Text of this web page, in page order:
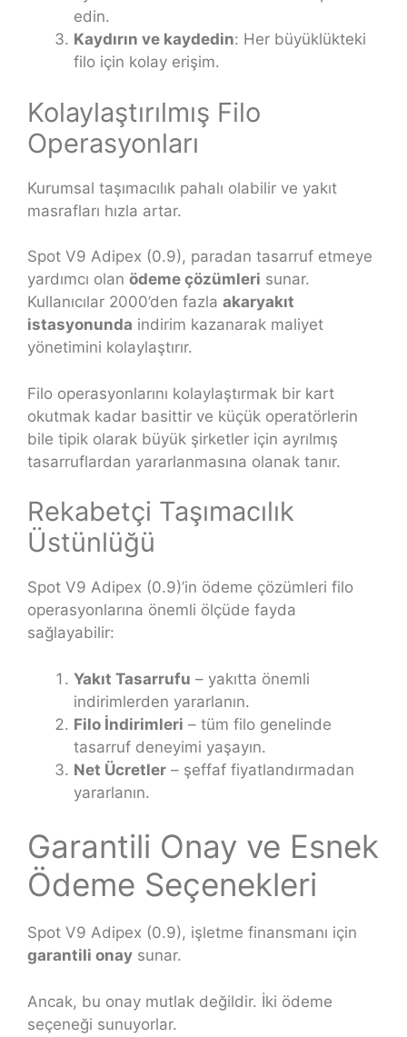
edin.
Kaydırın ve kaydedin: Her büyüklükteki
filo için kolay erişim.
Kolaylaştırılmış Filo
Operasyonları
Kurumsal taşımacılık pahalı olabilir ve yakıt
masrafları hızla artar.
Spot V9 Adipex (0.9), paradan tasarruf etmeye
yardımcı olan ödeme çözümleri sunar.
Kullanıcılar 2000’den fazla akaryakıt
istasyonunda indirim kazanarak maliyet
yönetimini kolaylaştırır.
Filo operasyonlarını kolaylaştırmak bir kart
okutmak kadar basittir ve küçük operatörlerin
bile tipik olarak büyük şirketler için ayrılmış
tasarruflardan yararlanmasına olanak tanır.
Rekabetçi Taşımacılık
Üstünlüğü
Spot V9 Adipex (0.9)’in ödeme çözümleri filo
operasyonlarına önemli ölçüde fayda
sağlayabilir:
Yakıt Tasarrufu – yakıtta önemli
indirimlerden yararlanın.
Filo İndirimleri – tüm filo genelinde
tasarruf deneyimi yaşayın.
Net Ücretler – şeffaf fiyatlandırmadan
yararlanın.
Garantili Onay ve Esnek
Ödeme Seçenekleri
Spot V9 Adipex (0.9), işletme finansmanı için
garantili onay sunar.
Ancak, bu onay mutlak değildir. İki ödeme
seçeneği sunuyorlar.